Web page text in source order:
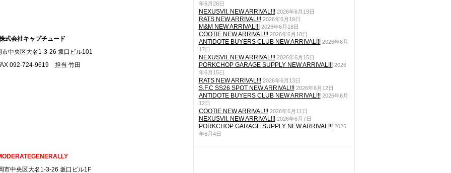
年6月26日
NEXUSVII. NEW ARRIVAL!!! 2026年6月19日
RATS NEW ARRIVAL!!! 2026年6月19日
M&M NEW ARRIVAL!!! 2026年6月18日
COOTIE NEW ARRIVAL!!! 2026年6月18日
ANTIDOTE BUYERS CLUB NEW ARRIVAL!!! 2026年6月
17日
NEXUSVII. NEW ARRIVAL!!! 2026年6月15日
PORKCHOP GARAGE SUPPLY NEW ARRIVAL!!! 2026
年6月15日
RATS NEW ARRIVAL!!! 2026年6月13日
S.F.C SS26 SPOT NEW ARRIVAL!!! 2026年6月12日
ANTIDOTE BUYERS CLUB NEW ARRIVAL!!! 2026年6月
12日
COOTIE NEW ARRIVAL!!! 2026年6月11日
NEXUSVII. NEW ARRIVAL!!! 2026年6月7日
PORKCHOP GARAGE SUPPLY NEW ARRIVAL!!! 2026
年6月4日
式会社キャプチュード
市中央区大名1-3-26 坂口ビル101
092-724-9619 担当 竹田
市中央区大名1-3-26 坂口ビル1F